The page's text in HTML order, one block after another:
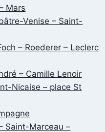
Mars
Venise – Saint-
– Roederer – Leclerc
– Camille Lenoir
Nicaise – place St
Saint-Marceau –